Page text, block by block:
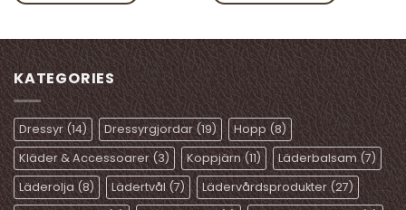
produkten
har
flera
varianter.
De
olika
alternativen
kan
väljas
produkten
har
flera
varianter.
De
olika
alternativen
kan
väljas
KATEGORIES
Dressyr(14) Dressyrgjordar(19) Hopp (8)
Kläder & Accessoarer(3) Koppjärn (11) Läderbalsam(7)
Läderolja (8) Lädertvål(7) Lädervårdsprodukter(27)